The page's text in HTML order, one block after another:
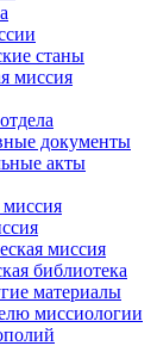
станы
миссия
документы
акты
миссия
библиотека
материалы
миссиологии